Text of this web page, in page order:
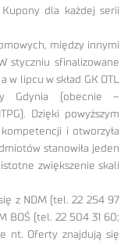
dla każdej serii
między innymi
styczniu sfinalizowane
w lipcu w skład GK OTL
Gdynia (obecnie –
Dzięki powyższym
i otworzyła
stanowiła jeden
zwiększenie skali
z NDM (tel. 22 254 97
BOŚ (tel. 22 504 31 60;
nt. Oferty znajdują się